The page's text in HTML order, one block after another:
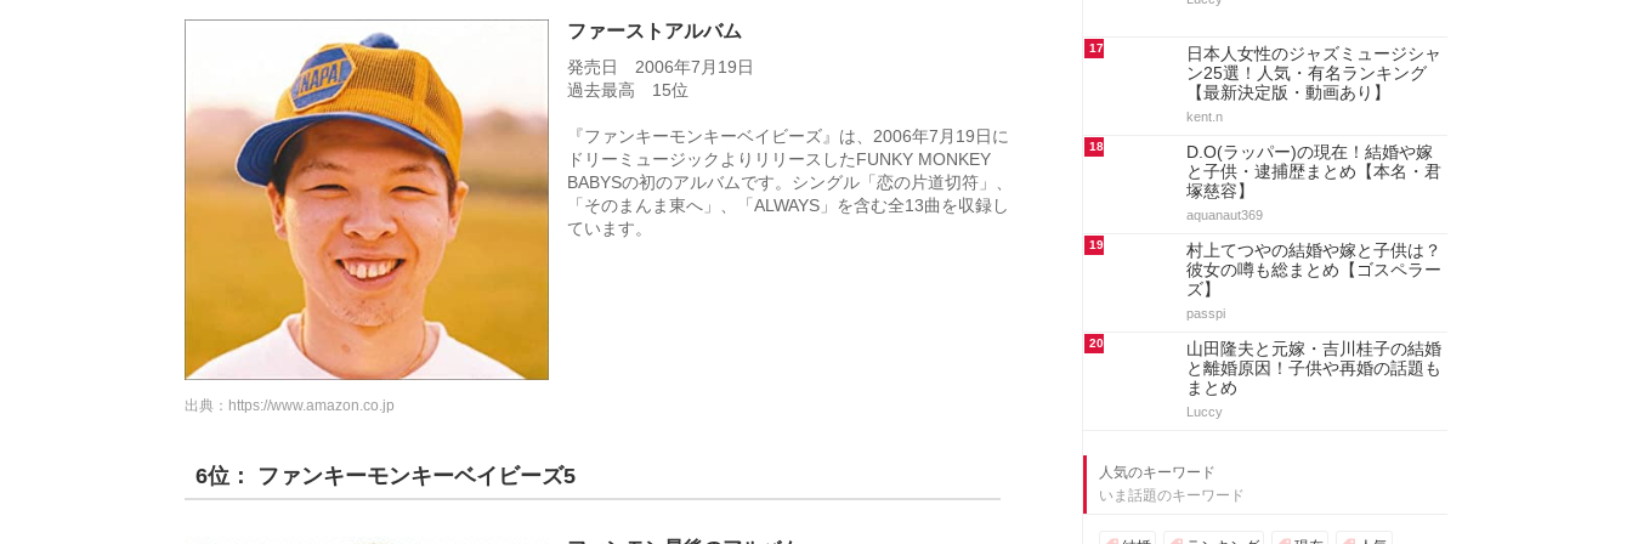
ファーストアルバム
発売日 2006年7月19日
過去最高 15位
『ファンキーモンキーベイビーズ』は、2006年7月19日に
ドリーミュージックよりリリースしたFUNKY MONKEY
BABYSの初のアルバムです。シングル「恋の片道切符」、
「そのまんま東へ」、「ALWAYS」を含む全13曲を収録し
ています。
出典： https://www.amazon.co.jp
6位： ファンキーモンキーベイビーズ5
17
日本人女性のジャズミュージシャ
ン25選！人気・有名ランキング
【最新決定版・動画あり】
kent.n
18
D.O(ラッパー)の現在！結婚や嫁
と子供・逮捕歴まとめ【本名・君
塚慈容】
aquanaut369
19
村上てつやの結婚や嫁と子供は？
彼女の噂も総まとめ【ゴスペラー
ズ】
passpi
20
山田隆夫と元嫁・吉川桂子の結婚
と離婚原因！子供や再婚の話題も
まとめ
Luccy
人気のキーワード
いま話題のキーワード